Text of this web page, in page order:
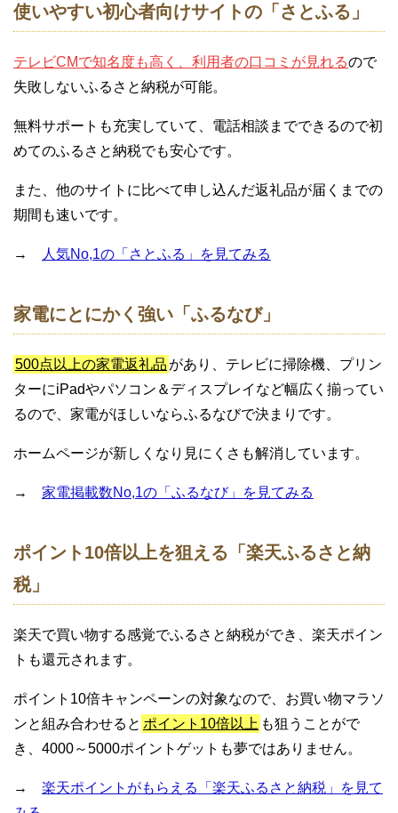
使いやすい初心者向けサイトの「さとふる」
テレビCMで知名度も高く、利用者の口コミが見れるので
失敗しないふるさと納税が可能。
無料サポートも充実していて、電話相談までできるので初
めてのふるさと納税でも安心です。
また、他のサイトに比べて申し込んだ返礼品が届くまでの
期間も速いです。
→ 人気No,1の「さとふる」を見てみる
家電にとにかく強い「ふるなび」
500点以上の家電返礼品 があり、テレビに掃除機、プリン
ターにiPadやパソコン＆ディスプレイなど幅広く揃ってい
るので、家電がほしいならふるなびで決まりです。
ホームページが新しくなり見にくさも解消しています。
→ 家電掲載数No,1の「ふるなび」を見てみる
ポイント10倍以上を狙える「楽天ふるさと納
税」
楽天で買い物する感覚でふるさと納税ができ、楽天ポイン
トも還元されます。
ポイント10倍キャンペーンの対象なので、お買い物マラソ
ンと組み合わせると ポイント10倍以上 も狙うことがで
き、4000～5000ポイントゲットも夢ではありません。
→ 楽天ポイントがもらえる「楽天ふるさと納税」を見て